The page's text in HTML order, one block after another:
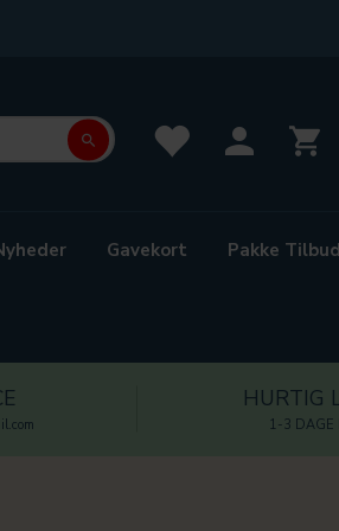
Gavekort Pakke Tilbud
HURTIG
1-3 DAGE